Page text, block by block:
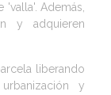
Además,
y adquieren
liberando
y